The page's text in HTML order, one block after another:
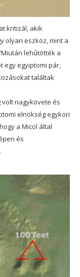
kritizál, akik
olyan eszköz, mint a
lehűtötték a
egy egyiptomi pár,
találtak
volt nagykövete és
elnökség egykori
a Micol által
és